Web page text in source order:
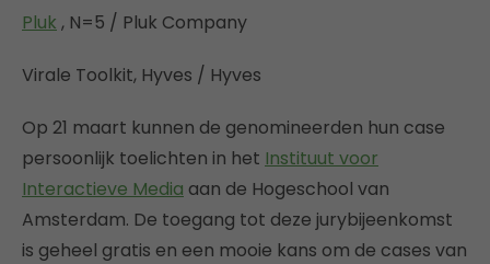
Pluk , N=5 / Pluk Company
Virale Toolkit, Hyves / Hyves
Op 21 maart kunnen de genomineerden hun case
persoonlijk toelichten in het Instituut voor
Interactieve Media aan de Hogeschool van
Amsterdam. De toegang tot deze jurybijeenkomst
is geheel gratis en een mooie kans om de cases van